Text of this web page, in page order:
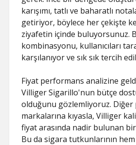
karışımı, tatlı ve baharatlı
getiriyor, böylece her çekişte
ziyafetin içinde buluyorsunuz.
kombinasyonu, kullanıcıları
karşılanıyor ve sık sık tercih
Fiyat performans analizine
Villiger Sigarillo'nun bütçe
olduğunu gözlemliyoruz. Diğer
markalarına kıyasla, Villiger
fiyat arasında nadir bulunan
Bu da sigara tutkunlarının